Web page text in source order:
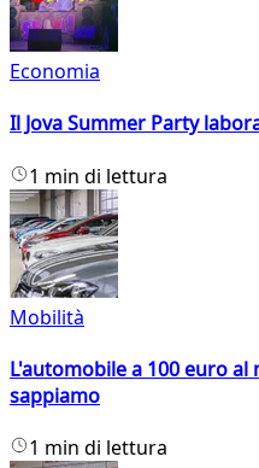
Economia
Il Jova Summer Party
1 min di lettura
Mobilità
L'automobile a 100 euro al
sappiamo
1 min di lettura